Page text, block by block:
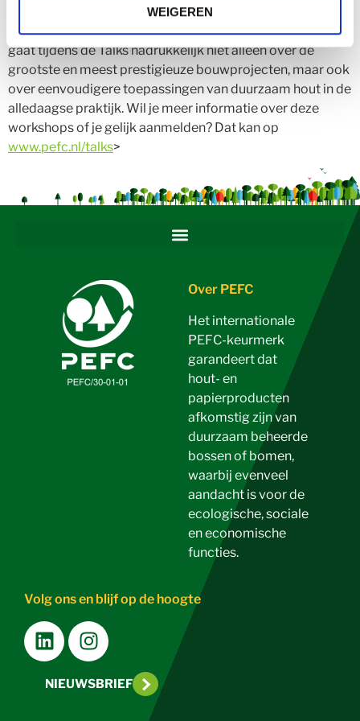
WEIGEREN
Talks hebben gekregen, gaat het duo het gesprek aan met
architecten, ontwerpers en ontwikkelaars in de bouw. Het
gaat tijdens de Talks nadrukkelijk niet alleen over de
grootste en meest prestigieuze bouwprojecten, maar ook
over eenvoudigere toepassingen van duurzaam hout in de
alledaagse praktijk. Wil je meer informatie over deze
workshops of je gelijk aanmelden? Dat kan op
www.pefc.nl/talks>
Over PEFC
Het internationale
PEFC-keurmerk
garandeert dat
hout- en
papierproducten
afkomstig zijn van
duurzaam beheerde
bossen of bomen,
waarbij evenveel
aandacht is voor de
ecologische, sociale
en economische
functies.
Volg ons en blijf op de hoogte
NIEUWSBRIEF